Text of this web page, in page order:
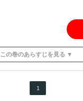
この巻のあらすじを 見る ▼
1